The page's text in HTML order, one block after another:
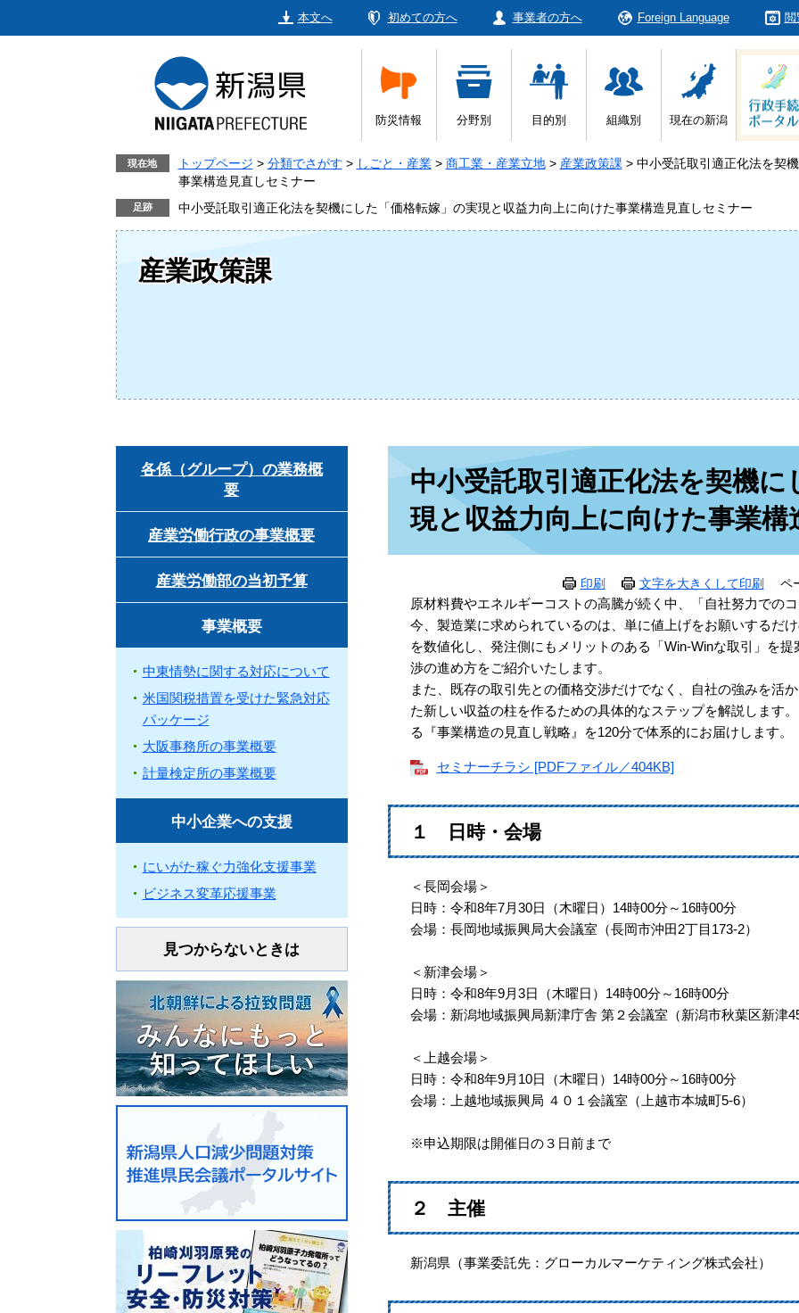
本文へ 初めての方へ 事業者の方へ Foreign Language 閲
防災情報 分野別 目的別 組織別 現在の新潟
現在地 トップページ > 分類でさがす > しごと・産業 > 商工業・産業立地 > 産業政策課 > 中小受託取引適正化法を契
事業構造見直しセミナー
中小受託取引適正化法を契機にした「価格転嫁」の実現と収益力向上に向けた事業構造見直しセミナー
産業政策課
中小受託取引適正化法を契機
現と収益力向上に向けた事業
印刷 文字を大きくして印刷 ペ
原材料費やエネルギーコストの高騰が続く中、「自社努力での
今、製造業に求められているのは、単に値上げをお願いするだ
を数値化し、発注側にもメリットのある「Win-Winな取引」を
渉の進め方をご紹介いたします。
また、既存の取引先との価格交渉だけでなく、自社の強みを活
た新しい収益の柱を作るための具体的なステップを解説します
る『事業構造の見直し戦略』を120分で体系的にお届けします。
セミナーチラシ [PDFファイル／404KB]
１ 日時・会場
＜長岡会場＞
日時：令和8年7月30日（木曜日）14時00分～16時00分
会場：長岡地域振興局大会議室（長岡市沖田2丁目173-2）
＜新津会場＞
日時：令和8年9月3日（木曜日）14時00分～16時00分
会場：新潟地域振興局新津庁舎 第２会議室（新潟市秋葉区新津
＜上越会場＞
日時：令和8年9月10日（木曜日）14時00分～16時00分
会場：上越地域振興局 ４０１会議室（上越市本城町5-6）
※申込期限は開催日の３日前まで
２ 主催
新潟県（事業委託先：グローカルマーケティング株式会社）
各係（グループ）の業務概
要
産業労働行政の事業概要
産業労働部の当初予算
事業概要
中東情勢に関する対応について
米国関税措置を受けた緊急対応
パッケージ
大阪事務所の事業概要
計量検定所の事業概要
中小企業への支援
にいがた稼ぐ力強化支援事業
ビジネス変革応援事業
見つからないときは